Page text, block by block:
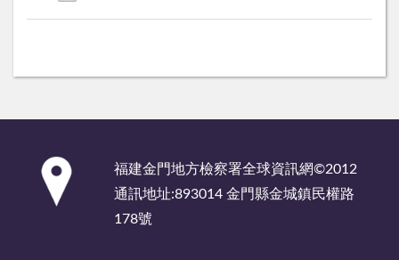
福建金門地方檢察署全球資訊網©2012
通訊地址:893014 金門縣金城鎮民權路
178號